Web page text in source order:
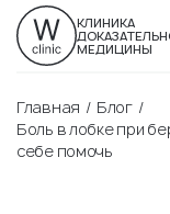
КЛИНИКА
МЕДИЦИНЫ
Главная
Блог
Боль в лобке при
себе помочь